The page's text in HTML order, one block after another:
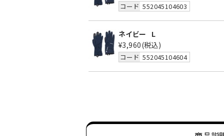
コード 552045104603
ネイビー
L
¥3,960(税込)
コード 552045104604